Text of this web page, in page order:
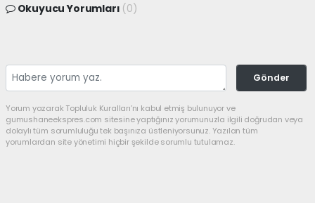
Okuyucu Yorumları (0)
Gönder
Yorum yazarak Topluluk Kuralları’nı kabul etmiş bulunuyor ve
gumushaneekspres.com sitesine yaptığınız yorumunuzla ilgili doğrudan veya
dolaylı tüm sorumluluğu tek başınıza üstleniyorsunuz. Yazılan tüm
yorumlardan site yönetimi hiçbir şekilde sorumlu tutulamaz.